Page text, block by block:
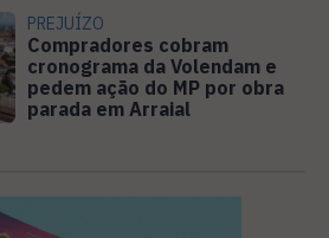
PREJUÍZO
Compradores cobram
cronograma da Volendam e
pedem ação do MP por obra
parada em Arraial